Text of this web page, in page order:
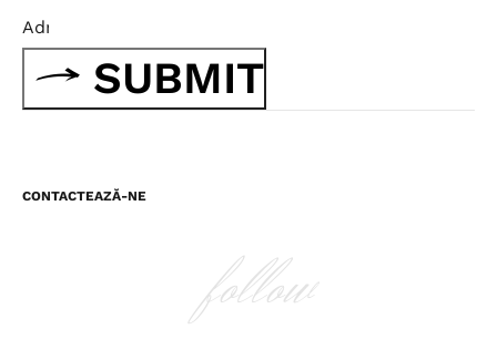
SUBMIT
CONTACTEAZĂ-NE
follow